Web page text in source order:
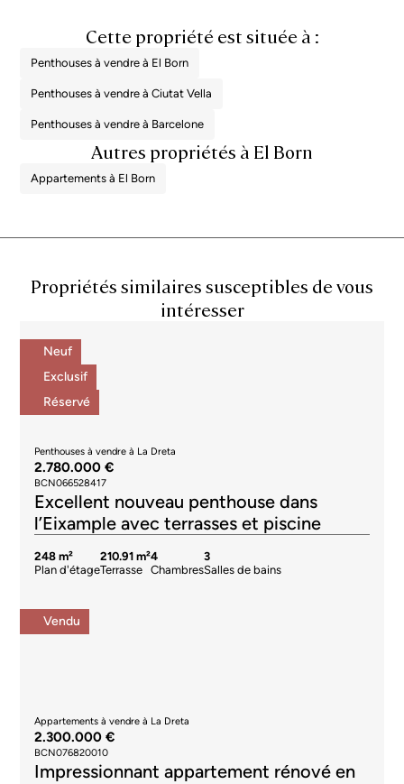
Cette propriété est située à :
Penthouses à vendre à El Born
Penthouses à vendre à Ciutat Vella
Penthouses à vendre à Barcelone
Autres propriétés à El Born
Appartements à El Born
Propriétés similaires susceptibles de vous
intéresser
Neuf
Exclusif
Réservé
Penthouses à vendre à La Dreta
2.780.000 €
BCN066528417
Excellent nouveau penthouse dans
l’Eixample avec terrasses et piscine
248 m²
Plan d'étage
210.91 m²
Terrasse
4
Chambres
3
Salles de bains
Vendu
Appartements à vendre à La Dreta
2.300.000 €
BCN076820010
Impressionnant appartement rénové en